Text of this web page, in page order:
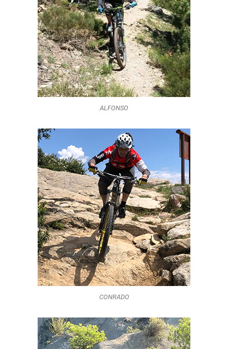
ALFONSO
CONRADO